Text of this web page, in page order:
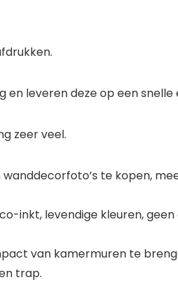
leveren deze op een snelle
zeer veel.
wanddecorfoto’s te kopen,
inkt, levendige kleuren,
van kamermuren te
trap.